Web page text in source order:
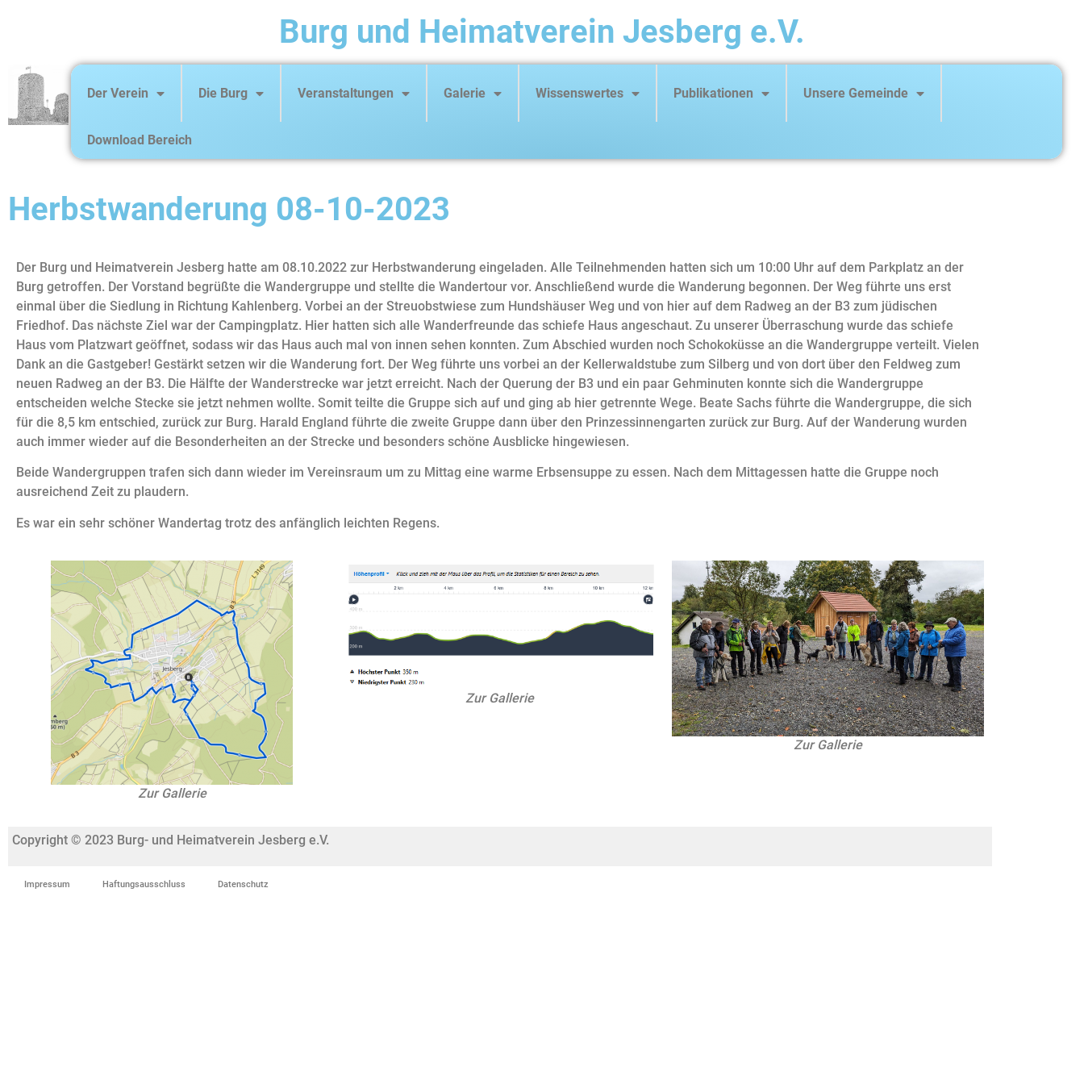
Burg und Heimatverein Jesberg e.V.
Der Verein Die Burg Veranstaltungen Galerie Wissenswertes Publikationen Unsere Gemeinde
Download Bereich
Herbstwanderung 08-10-2023
Der Burg und Heimatverein Jesberg hatte am 08.10.2022 zur Herbstwanderung eingeladen. Alle Teilnehmenden hatten sich um 10:00 Uhr auf dem Parkplatz an der
Burg getroffen. Der Vorstand begrüßte die Wandergruppe und stellte die Wandertour vor. Anschließend wurde die Wanderung begonnen. Der Weg führte uns erst
einmal über die Siedlung in Richtung Kahlenberg. Vorbei an der Streuobstwiese zum Hundshäuser Weg und von hier auf dem Radweg an der B3 zum jüdischen
Friedhof. Das nächste Ziel war der Campingplatz. Hier hatten sich alle Wanderfreunde das schiefe Haus angeschaut. Zu unserer Überraschung wurde das schiefe
Haus vom Platzwart geöffnet, sodass wir das Haus auch mal von innen sehen konnten. Zum Abschied wurden noch Schokoküsse an die Wandergruppe verteilt. Vielen
Dank an die Gastgeber! Gestärkt setzen wir die Wanderung fort. Der Weg führte uns vorbei an der Kellerwaldstube zum Silberg und von dort über den Feldweg zum
neuen Radweg an der B3. Die Hälfte der Wanderstrecke war jetzt erreicht. Nach der Querung der B3 und ein paar Gehminuten konnte sich die Wandergruppe
entscheiden welche Stecke sie jetzt nehmen wollte. Somit teilte die Gruppe sich auf und ging ab hier getrennte Wege. Beate Sachs führte die Wandergruppe, die sich
für die 8,5 km entschied, zurück zur Burg. Harald England führte die zweite Gruppe dann über den Prinzessinnengarten zurück zur Burg. Auf der Wanderung wurden
auch immer wieder auf die Besonderheiten an der Strecke und besonders schöne Ausblicke hingewiesen.
Beide Wandergruppen trafen sich dann wieder im Vereinsraum um zu Mittag eine warme Erbsensuppe zu essen. Nach dem Mittagessen hatte die Gruppe noch
ausreichend Zeit zu plaudern.
Es war ein sehr schöner Wandertag trotz des anfänglich leichten Regens.
Zur Gallerie
Zur Gallerie
Zur Gallerie
Copyright © 2023 Burg- und Heimatverein Jesberg e.V.
Impressum Haftungsausschluss Datenschutz